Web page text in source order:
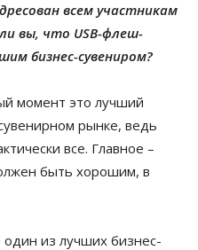
всем участникам
вы, что USB-флеш-
бизнес-сувениром?
момент это лучший
рынке, ведь
все. Главное –
быть хорошим, в
один из лучших бизнес-